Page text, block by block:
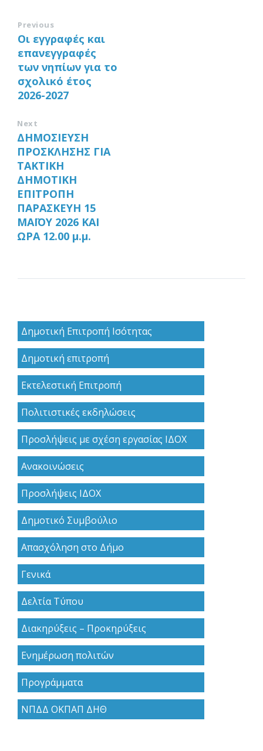
Previous
Οι εγγραφές και
επανεγγραφές
των νηπίων για το
σχολικό έτος
2026-2027
Next
ΔΗΜΟΣΙΕΥΣΗ
ΠΡΟΣΚΛΗΣΗΣ ΓΙΑ
ΤΑΚΤΙΚΗ
ΔΗΜΟΤΙΚΗ
ΕΠΙΤΡΟΠΗ
ΠΑΡΑΣΚΕΥΗ 15
ΜΑΪΟΥ 2026 ΚΑΙ
ΩΡΑ 12.00 μ.μ.
Δημοτική Επιτροπή Ισότητας
Δημοτική επιτροπή
Εκτελεστική Επιτροπή
Πολιτιστικές εκδηλώσεις
Προσλήψεις με σχέση εργασίας ΙΔΟΧ
Ανακoινώσεις
Προσλήψεις ΙΔΟΧ
Δημοτικό Συμβούλιο
Απασχόληση στο Δήμο
Γενικά
Δελτία Τύπου
Διακηρύξεις – Προκηρύξεις
Ενημέρωση πολιτών
Προγράμματα
ΝΠΔΔ ΟΚΠΑΠ ΔΗΘ